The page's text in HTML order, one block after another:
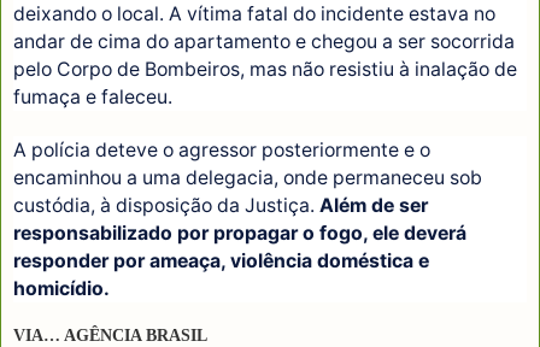
deixando o local. A vítima fatal do incidente estava no
andar de cima do apartamento e chegou a ser socorrida
pelo Corpo de Bombeiros, mas não resistiu à inalação de
fumaça e faleceu.
A polícia deteve o agressor posteriormente e o
encaminhou a uma delegacia, onde permaneceu sob
custódia, à disposição da Justiça. Além de ser
responsabilizado por propagar o fogo, ele deverá
responder por ameaça, violência doméstica e
homicídio.
VIA… AGÊNCIA BRASIL